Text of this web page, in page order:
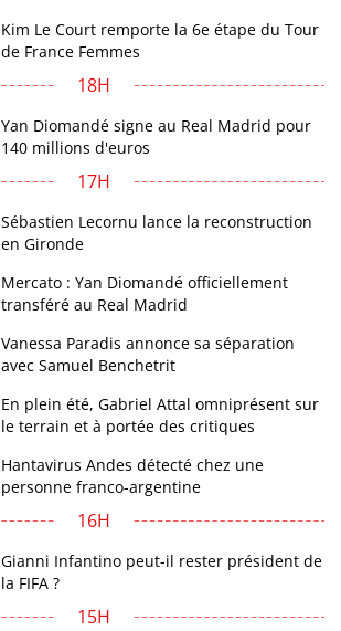
Kim Le Court remporte la 6e étape du Tour
de France Femmes
18H
Yan Diomandé signe au Real Madrid pour
140 millions d'euros
17H
Sébastien Lecornu lance la reconstruction
en Gironde
Mercato : Yan Diomandé officiellement
transféré au Real Madrid
Vanessa Paradis annonce sa séparation
avec Samuel Benchetrit
En plein été, Gabriel Attal omniprésent sur
le terrain et à portée des critiques
Hantavirus Andes détecté chez une
personne franco-argentine
16H
Gianni Infantino peut-il rester président de
la FIFA ?
15H